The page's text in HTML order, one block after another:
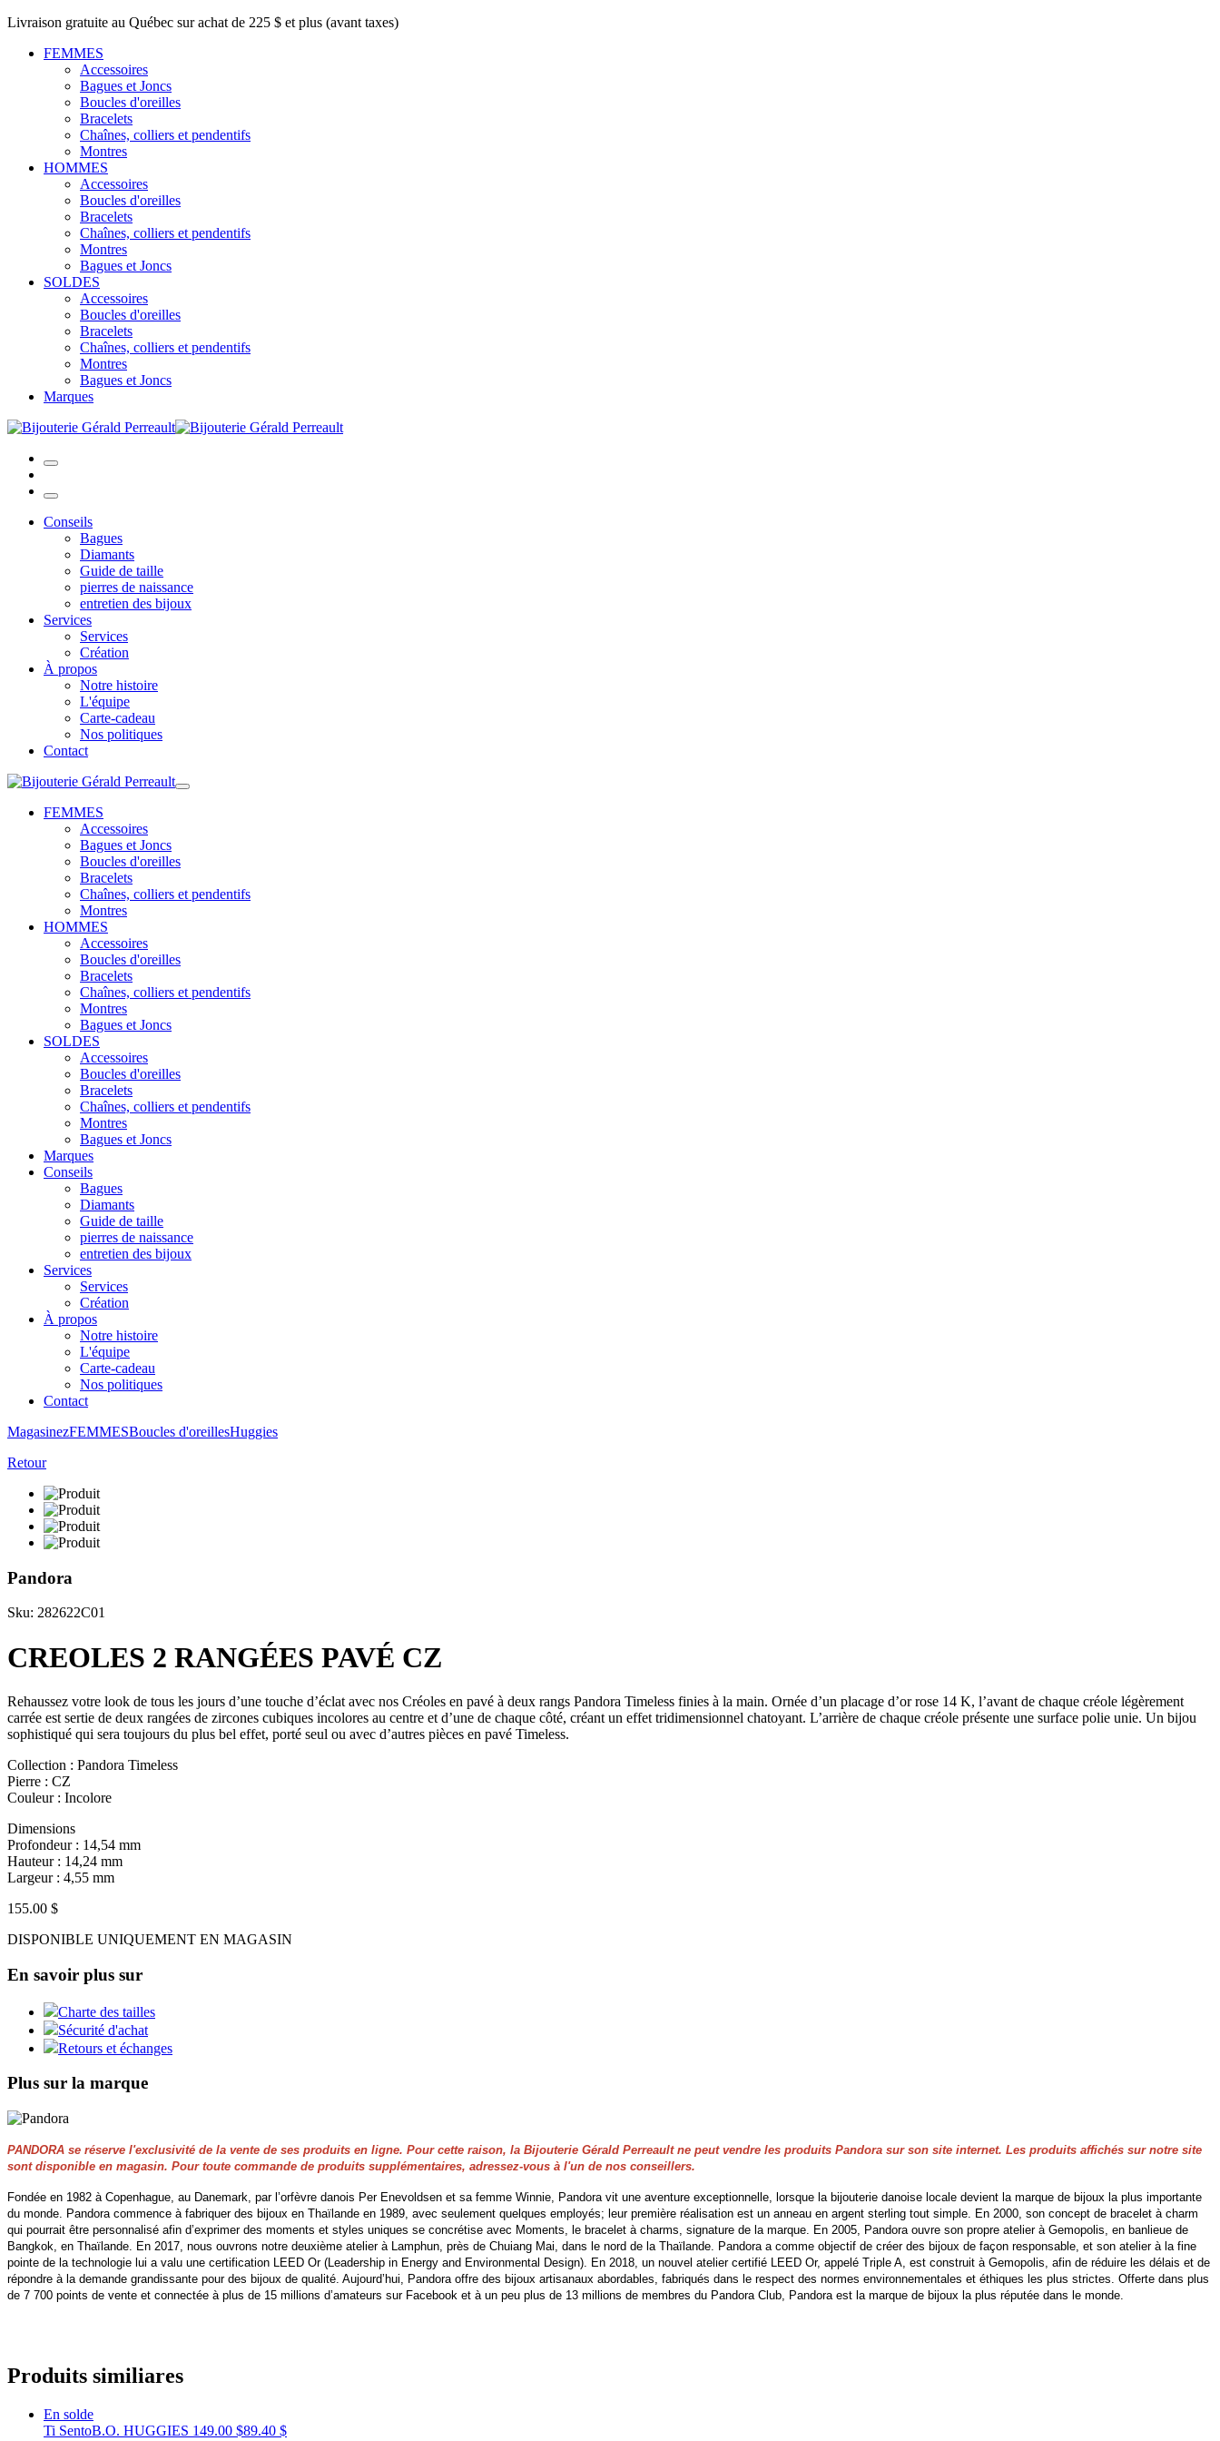
Livraison gratuite au Québec sur achat de 225 $ et plus (avant taxes)
FEMMES
Accessoires
Bagues et Joncs
Boucles d'oreilles
Bracelets
Chaînes, colliers et pendentifs
Montres
HOMMES
Accessoires
Boucles d'oreilles
Bracelets
Chaînes, colliers et pendentifs
Montres
Bagues et Joncs
SOLDES
Accessoires
Boucles d'oreilles
Bracelets
Chaînes, colliers et pendentifs
Montres
Bagues et Joncs
Marques
Conseils
Bagues
Diamants
Guide de taille
pierres de naissance
entretien des bijoux
Services
Services
Création
À propos
Notre histoire
L'équipe
Carte-cadeau
Nos politiques
Contact
FEMMES
Accessoires
Bagues et Joncs
Boucles d'oreilles
Bracelets
Chaînes, colliers et pendentifs
Montres
HOMMES
Accessoires
Boucles d'oreilles
Bracelets
Chaînes, colliers et pendentifs
Montres
Bagues et Joncs
SOLDES
Accessoires
Boucles d'oreilles
Bracelets
Chaînes, colliers et pendentifs
Montres
Bagues et Joncs
Marques
Conseils
Bagues
Diamants
Guide de taille
pierres de naissance
entretien des bijoux
Services
Services
Création
À propos
Notre histoire
L'équipe
Carte-cadeau
Nos politiques
Contact
MagasinezFEMMESBoucles d'oreillesHuggies
Retour
Pandora
Sku: 282622C01
CREOLES 2 RANGÉES PAVÉ CZ
Rehaussez votre look de tous les jours d’une touche d’éclat avec nos Créoles en pavé à deux rangs Pandora Timeless finies à la main. Ornée d’un placage d’or rose 14 K, l’avant de chaque créole légèrement
carrée est sertie de deux rangées de zircones cubiques incolores au centre et d’une de chaque côté, créant un effet tridimensionnel chatoyant. L’arrière de chaque créole présente une surface polie unie. Un bijou
sophistiqué qui sera toujours du plus bel effet, porté seul ou avec d’autres pièces en pavé Timeless.
Collection : Pandora Timeless
Pierre : CZ
Couleur : Incolore
Dimensions
Profondeur : 14,54 mm
Hauteur : 14,24 mm
Largeur : 4,55 mm
155.00 $
DISPONIBLE UNIQUEMENT EN MAGASIN
En savoir plus sur
Charte des tailles
Sécurité d'achat
Retours et échanges
Plus sur la marque
PANDORA se réserve l'exclusivité de la vente de ses produits en ligne. Pour cette raison, la Bijouterie Gérald Perreault ne peut vendre les produits Pandora sur son site internet. Les produits affichés sur notre site
sont disponible en magasin. Pour toute commande de produits supplémentaires, adressez-vous à l'un de nos conseillers.
Fondée en 1982 à Copenhague, au Danemark, par l’orfèvre danois Per Enevoldsen et sa femme Winnie, Pandora vit une aventure exceptionnelle, lorsque la bijouterie danoise locale devient la marque de bijoux la plus importante
du monde. Pandora commence à fabriquer des bijoux en Thaïlande en 1989, avec seulement quelques employés; leur première réalisation est un anneau en argent sterling tout simple. En 2000, son concept de bracelet à charm
qui pourrait être personnalisé afin d’exprimer des moments et styles uniques se concrétise avec Moments, le bracelet à charms, signature de la marque. En 2005, Pandora ouvre son propre atelier à Gemopolis, en banlieue de
Bangkok, en Thaïlande. En 2017, nous ouvrons notre deuxième atelier à Lamphun, près de Chuiang Mai, dans le nord de la Thaïlande. Pandora a comme objectif de créer des bijoux de façon responsable, et son atelier à la fine
pointe de la technologie lui a valu une certification LEED Or (Leadership in Energy and Environmental Design). En 2018, un nouvel atelier certifié LEED Or, appelé Triple A, est construit à Gemopolis, afin de réduire les délais et de
répondre à la demande grandissante pour des bijoux de qualité. Aujourd’hui, Pandora offre des bijoux artisanaux abordables, fabriqués dans le respect des normes environnementales et éthiques les plus strictes. Offerte dans plus
de 7 700 points de vente et connectée à plus de 15 millions d’amateurs sur Facebook et à un peu plus de 13 millions de membres du Pandora Club, Pandora est la marque de bijoux la plus réputée dans le monde.
Produits similiares
En solde
Ti SentoB.O. HUGGIES 149.00 $89.40 $